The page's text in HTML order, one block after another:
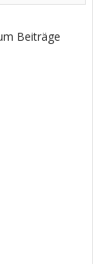
Beiträge